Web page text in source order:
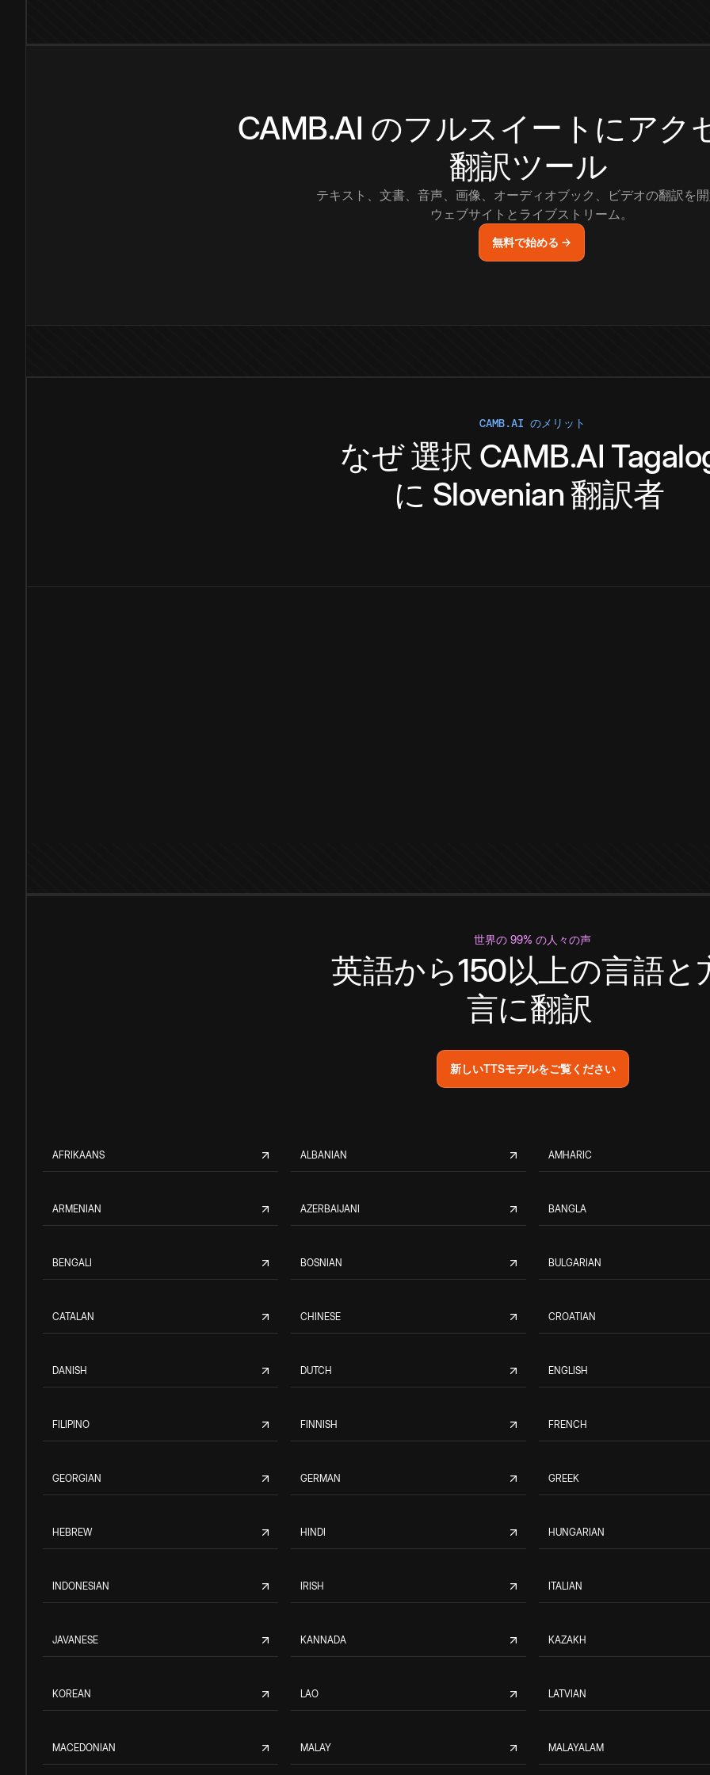
CAMB.AI のフルスイートにアク
翻訳ツール
テキスト、文書、音声、画像、オーディオブック、ビデオの翻訳を
ウェブサイトとライブストリーム。
無料で始める →
CAMB.AI のメリット
なぜ選択 CAMB.AI
に Slovenian 翻訳者
世界の 99% の人々の声
英語から150以上の言語と
言に翻訳
新しいTTSモデルをご覧ください
AFRIKAANS ALBANIAN AMHARIC
ARMENIAN AZERBAIJANI BANGLA
BENGALI BOSNIAN BULGARIAN
CATALAN CHINESE CROATIAN
DANISH DUTCH ENGLISH
FILIPINO FINNISH FRENCH
GEORGIAN GERMAN GREEK
HEBREW HINDI HUNGARIAN
INDONESIAN IRISH ITALIAN
JAVANESE KANNADA KAZAKH
KOREAN LAO LATVIAN
MACEDONIAN MALAY MALAYALAM